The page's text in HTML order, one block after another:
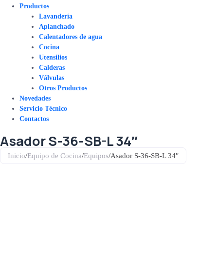
Productos
Lavandería
Aplanchado
Calentadores de agua
Cocina
Utensilios
Calderas
Válvulas
Otros Productos
Novedades
Servicio Técnico
Contactos
Asador S-36-SB-L 34″
Inicio/Equipo de Cocina/Equipos/Asador S-36-SB-L 34″